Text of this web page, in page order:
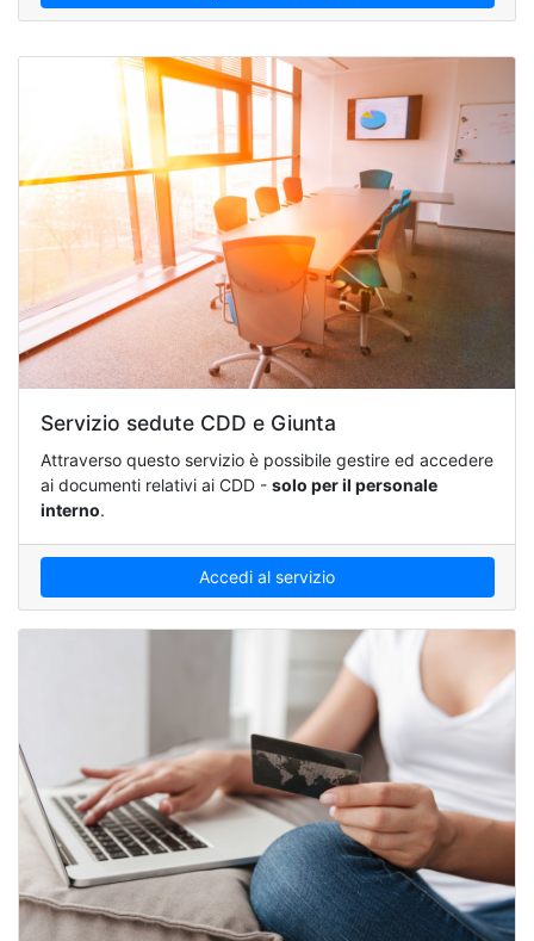
Servizio sedute CDD e Giunta
Attraverso questo servizio è possibile gestire ed accedere
ai documenti relativi ai CDD - solo per il personale
interno.
Accedi al servizio